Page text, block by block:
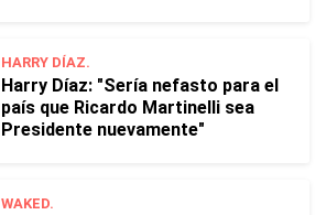
HARRY DÍAZ.
Harry Díaz: "Sería nefasto para el
país que Ricardo Martinelli sea
Presidente nuevamente"
WAKED.